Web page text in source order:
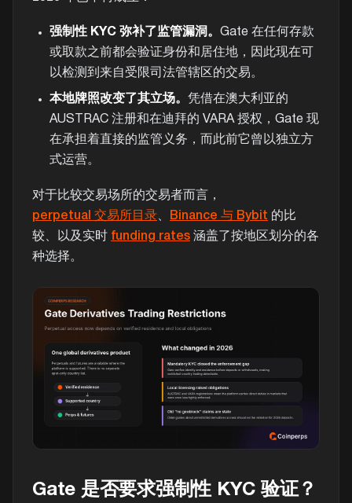
强制性 KYC 弥补了监管漏洞。 Gate 在任何存款
或取款之前都会验证身份和居住地，因此现在可
以检测到来自受限司法管辖区的交易。
本地牌照改变了其立场。 凭借在澳大利亚的
AUSTRAC 注册和在迪拜的 VARA 授权，Gate 现
在承担着直接的监管义务，而此前它曾以独立方
式运营。
对于比较交易场所的交易者而言，
perpetual 交易所目录、 Binance 与 Bybit 的比
较、以及实时 funding rates 涵盖了按地区划分的各
种选择。
Gate 是否要求强制性 KYC 验证？